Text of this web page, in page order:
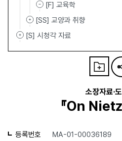
[F] 교육학
[SS] 교양과 취향
[S] 시청각 자료
소장자료·
『On
등록번호 MA-01-00036189